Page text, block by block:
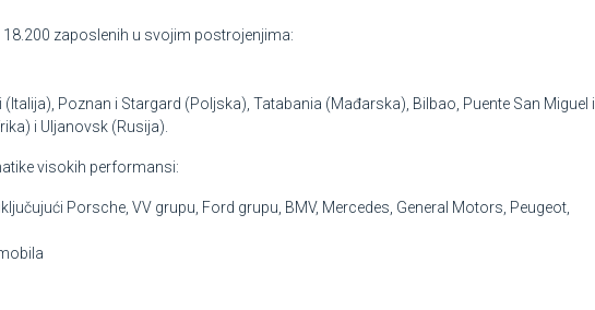
18.200 zaposlenih u svojim postrojenjima:
Poznan i Stargard (Poljska), Tatabania (Mađarska), Bilbao, Puente San Miguel i
i Uljanovsk (Rusija).
visokih performansi:
Porsche, VV grupu, Ford grupu, BMV, Mercedes, General Motors, Peugeot,